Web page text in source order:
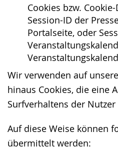
Cookies bzw.
Session-ID der
Portalseite, oder
Wir verwenden auf
hinaus Cookies, die eine
Surfverhaltens der
Auf diese Weise können
übermittelt werden: